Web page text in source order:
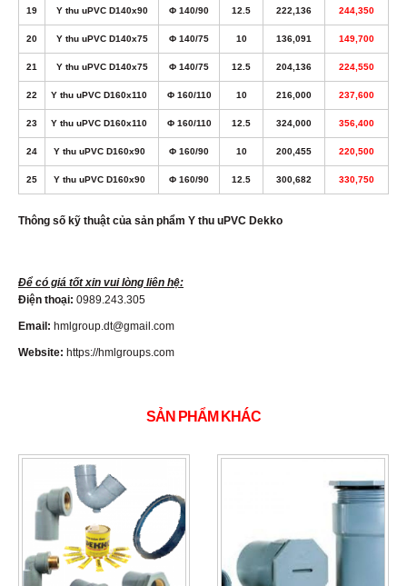
19 Y thu uPVC D140x90 Φ 140/90 12.5 222,136 244,350
20 Y thu uPVC D140x75 Φ 140/75 10 136,091 149,700
21 Y thu uPVC D140x75 Φ 140/75 12.5 204,136 224,550
22 Y thu uPVC D160x110 Φ 160/110 10 216,000 237,600
23 Y thu uPVC D160x110 Φ 160/110 12.5 324,000 356,400
24 Y thu uPVC D160x90 Φ 160/90 10 200,455 220,500
25 Y thu uPVC D160x90 Φ 160/90 12.5 300,682 330,750
Thông số kỹ thuật của sản phẩm Y thu uPVC Dekko
Để có giá tốt xin vui lòng liên hệ:
Điện thoại: 0989.243.305
Email: hmlgroup.dt@gmail.com
Website: https://hmlgroups.com
SẢN PHẨM KHÁC